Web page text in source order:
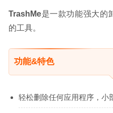
TrashMe是一款功能强大的
的工具。
功能&特色
轻松删除任何应用程序，小